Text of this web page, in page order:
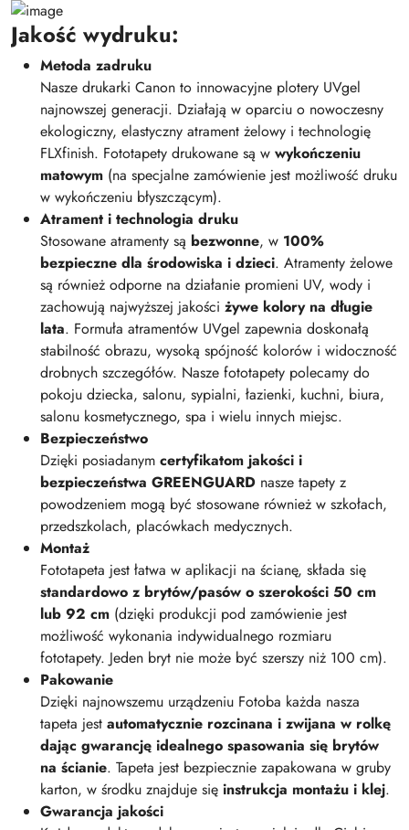
Jakość wydruku:
Metoda zadruku
Nasze drukarki Canon to innowacyjne plotery UVgel
najnowszej generacji. Działają w oparciu o nowoczesny
ekologiczny, elastyczny atrament żelowy i technologię
FLXfinish. Fototapety drukowane są w wykończeniu
matowym (na specjalne zamówienie jest możliwość druku
w wykończeniu błyszczącym).
Atrament i technologia druku
Stosowane atramenty są bezwonne, w 100%
bezpieczne dla środowiska i dzieci. Atramenty żelowe
są również odporne na działanie promieni UV, wody i
zachowują najwyższej jakości żywe kolory na długie
lata. Formuła atramentów UVgel zapewnia doskonałą
stabilność obrazu, wysoką spójność kolorów i widoczność
drobnych szczegółów. Nasze fototapety polecamy do
pokoju dziecka, salonu, sypialni, łazienki, kuchni, biura,
salonu kosmetycznego, spa i wielu innych miejsc.
Bezpieczeństwo
Dzięki posiadanym certyfikatom jakości i
bezpieczeństwa GREENGUARD nasze tapety z
powodzeniem mogą być stosowane również w szkołach,
przedszkolach, placówkach medycznych.
Montaż
Fototapeta jest łatwa w aplikacji na ścianę, składa się
standardowo z brytów/pasów o szerokości 50 cm
lub 92 cm (dzięki produkcji pod zamówienie jest
możliwość wykonania indywidualnego rozmiaru
fototapety. Jeden bryt nie może być szerszy niż 100 cm).
Pakowanie
Dzięki najnowszemu urządzeniu Fotoba każda nasza
tapeta jest automatycznie rozcinana i zwijana w rolkę
dając gwarancję idealnego spasowania się brytów
na ścianie. Tapeta jest bezpiecznie zapakowana w gruby
karton, w środku znajduje się instrukcja montażu i klej.
Gwarancja jakości